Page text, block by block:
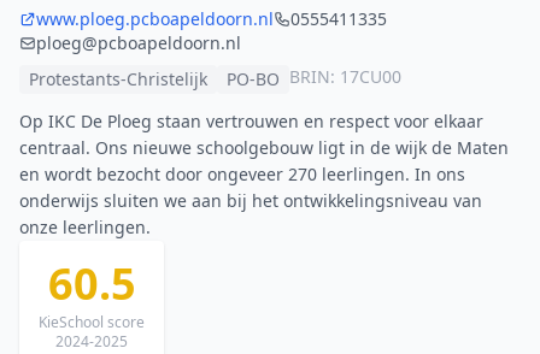
www.ploeg.pcboapeldoorn.nl
0555411335
ploeg@pcboapeldoorn.nl
Protestants-Christelijk
PO-BO BRIN: 17CU00
Op IKC De Ploeg staan vertrouwen en respect voor elkaar
centraal. Ons nieuwe schoolgebouw ligt in de wijk de Maten
en wordt bezocht door ongeveer 270 leerlingen. In ons
onderwijs sluiten we aan bij het ontwikkelingsniveau van
onze leerlingen.
60.5
KieSchool score
2024-2025